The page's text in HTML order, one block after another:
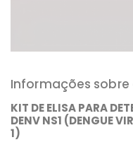
Informações sobre
KIT DE ELISA PARA
DENV NS1 (DENGUE
1)